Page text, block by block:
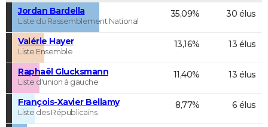
Jordan Bardella
Liste du Rassemblement National
35,09% 30 élus
Valérie Hayer
Liste Ensemble
13,16% 13 élus
Raphaël Glucksmann
Liste d'union à gauche
11,40% 13 élus
François-Xavier Bellamy
Liste des Républicains
8,77% 6 élus